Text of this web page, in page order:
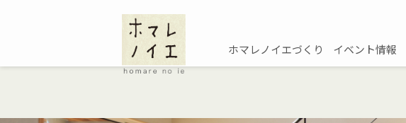
ホマレノイエづくり イベント情報